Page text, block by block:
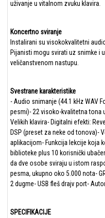
uživanje u vitalnom zvuku klavira.
Koncertno sviranje
Instalirani su visokokvalitetni
Pijanisti mogu svirati uz snimke i
veličanstvenom nastupu.
Svestrane karakteristike
- Audio snimanje (44.1 kHz WAV
pesmi)- 22 visoko-kvalitetna tona
Velikih klavira- Digitalni efekti:
DSP (preset za neke od tonova)-
aplikacijom- Funkcija lekcije koja
biblioteke plus 10 korisnički
da dve osobe sviraju u istom
pesma, ukupno oko 5.000 nota-
2 dugme- USB fleš drajv port-
SPECIFIKACIJE